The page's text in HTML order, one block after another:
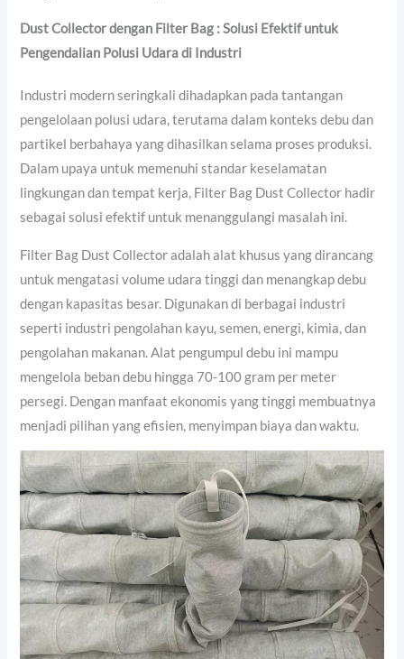
Dust Collector dengan Filter Bag : Solusi Efektif untuk
Pengendalian Polusi Udara di Industri
Industri modern seringkali dihadapkan pada tantangan
pengelolaan polusi udara, terutama dalam konteks debu dan
partikel berbahaya yang dihasilkan selama proses produksi.
Dalam upaya untuk memenuhi standar keselamatan
lingkungan dan tempat kerja, Filter Bag Dust Collector hadir
sebagai solusi efektif untuk menanggulangi masalah ini.
Filter Bag Dust Collector adalah alat khusus yang dirancang
untuk mengatasi volume udara tinggi dan menangkap debu
dengan kapasitas besar. Digunakan di berbagai industri
seperti industri pengolahan kayu, semen, energi, kimia, dan
pengolahan makanan. Alat pengumpul debu ini mampu
mengelola beban debu hingga 70-100 gram per meter
persegi. Dengan manfaat ekonomis yang tinggi membuatnya
menjadi pilihan yang efisien, menyimpan biaya dan waktu.